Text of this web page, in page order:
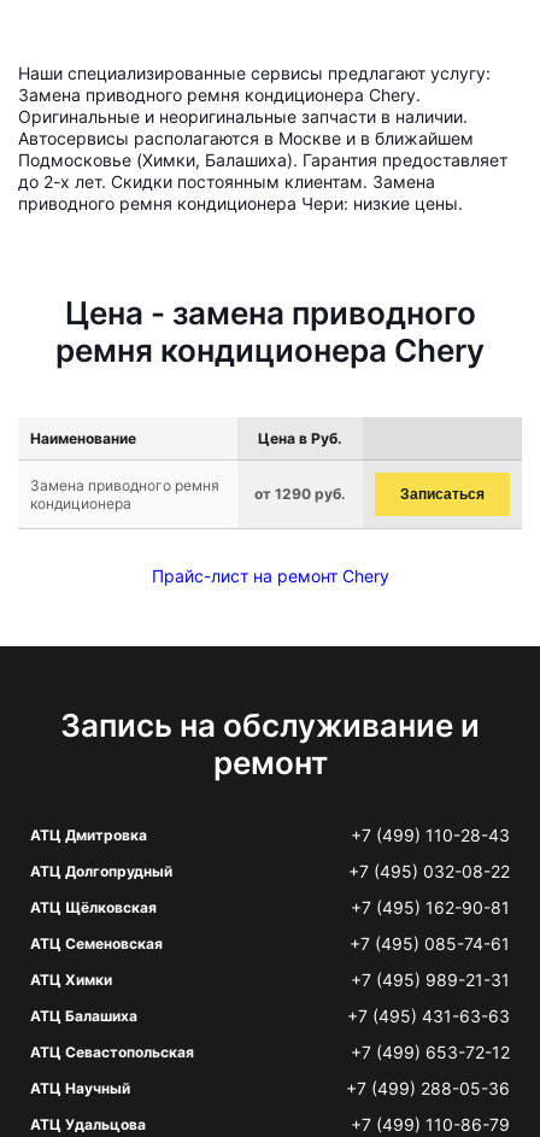
Наши специализированные сервисы предлагают услугу:
Замена приводного ремня кондиционера Chery.
Оригинальные и неоригинальные запчасти в наличии.
Автосервисы располагаются в Москве и в ближайшем
Подмосковье (Химки, Балашиха). Гарантия предоставляет
до 2-х лет. Скидки постоянным клиентам. Замена
приводного ремня кондиционера Чери: низкие цены.
Цена - замена приводного
ремня кондиционера Chery
Наименование Цена в Руб.
Замена приводного ремня
кондиционера
от 1290 руб. Записаться
Прайс-лист на ремонт Chery
Запись на обслуживание и
ремонт
АТЦ Дмитровка +7 (499) 110-28-43
АТЦ Долгопрудный +7 (495) 032-08-22
АТЦ Щёлковская +7 (495) 162-90-81
АТЦ Семеновская +7 (495) 085-74-61
АТЦ Химки +7 (495) 989-21-31
АТЦ Балашиха +7 (495) 431-63-63
АТЦ Севастопольская +7 (499) 653-72-12
АТЦ Научный +7 (499) 288-05-36
АТЦ Удальцова +7 (499) 110-86-79